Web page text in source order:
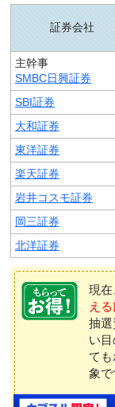
証券会社
主幹事
SMBC日興証券
SBI証券
大和証券
東洋証券
楽天証券
岩井コスモ証券
岡三証券
北洋証券
現在
え
抽
い
ても
象で